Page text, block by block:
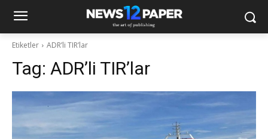
Etiketler ADR’li TIR’lar
Tag: ADR’li TIR’lar